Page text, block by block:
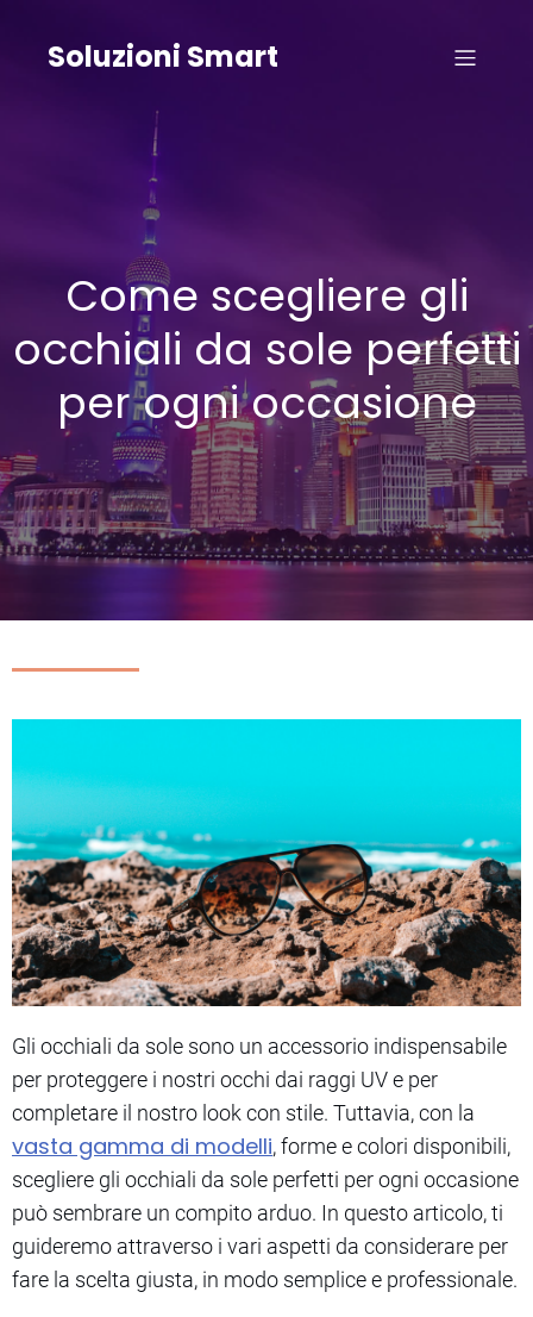
contenutoSoluzioni Smart
Come scegliere gli
occhiali da sole perfetti
per ogni occasione
Gli occhiali da sole sono un accessorio indispensabile
per proteggere i nostri occhi dai raggi UV e per
completare il nostro look con stile. Tuttavia, con la
vasta gamma di modelli, forme e colori disponibili,
scegliere gli occhiali da sole perfetti per ogni occasione
può sembrare un compito arduo. In questo articolo, ti
guideremo attraverso i vari aspetti da considerare per
fare la scelta giusta, in modo semplice e professionale.